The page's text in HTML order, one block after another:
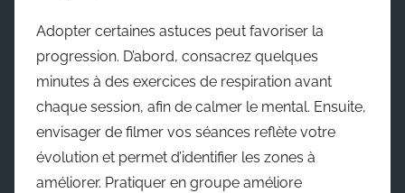
Adopter certaines astuces peut favoriser la
progression. D’abord, consacrez quelques
minutes à des exercices de respiration avant
chaque session, afin de calmer le mental. Ensuite,
envisager de filmer vos séances reflète votre
évolution et permet d’identifier les zones à
améliorer. Pratiquer en groupe améliore